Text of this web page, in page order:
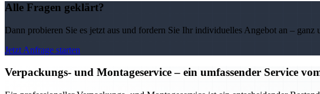
Alle Fragen geklärt?
Dann probieren Sie es jetzt aus und fordern Sie Ihr individuelles Angebot an – ganz
Jetzt Anfrage starten
Verpackungs- und Montageservice – ein umfassender Service